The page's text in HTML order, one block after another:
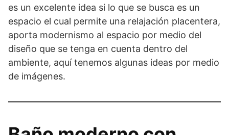
es un excelente idea si lo que se busca es un
espacio el cual permite una relajación placentera,
aporta modernismo al espacio por medio del
diseño que se tenga en cuenta dentro del
ambiente, aquí tenemos algunas ideas por medio
de imágenes.